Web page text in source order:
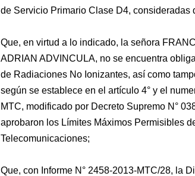
de Servicio Primario Clase D4, consideradas
Que, en virtud a lo indicado, la señora
ADRIAN ADVINCULA, no se encuentra
de Radiaciones No Ionizantes, así como
según se establece en el artículo 4° y el
MTC, modificado por Decreto Supremo N°
aprobaron los Límites Máximos Permisibles
Telecomunicaciones;
Que, con Informe N° 2458-2013-MTC/28, la